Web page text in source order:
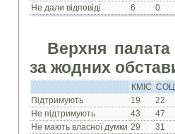
Не дали відповіді
6 0
Верхня
за жодних
КМІС
Підтримують
19 22
Не підтримують
43 47
Не мають власної думки 29 31